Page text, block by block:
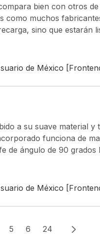
bien con otros
como muchos
sino que estarán
de México
a su suave material y
funciona de
de ángulo de 90 grados
de México
5 6 24